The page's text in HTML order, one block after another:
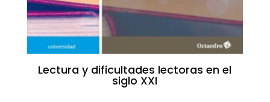
Lectura y dificultades lectoras en el
siglo XXI